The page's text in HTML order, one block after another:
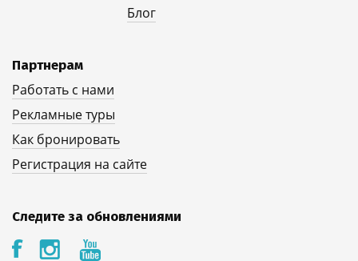
Блог
Партнерам
Работать с нами
Рекламные туры
Как бронировать
Регистрация на сайте
Следите за обновлениями